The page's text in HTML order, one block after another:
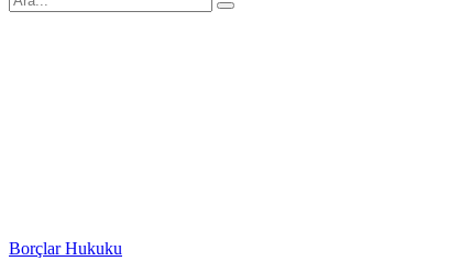
Borçlar Hukuku